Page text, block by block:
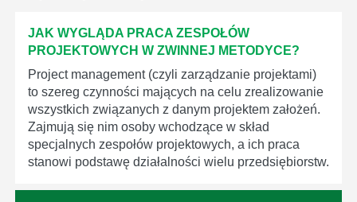
JAK WYGLĄDA PRACA ZESPOŁÓW
PROJEKTOWYCH W ZWINNEJ METODYCE?
Project management (czyli zarządzanie projektami)
to szereg czynności mających na celu zrealizowanie
wszystkich związanych z danym projektem założeń.
Zajmują się nim osoby wchodzące w skład
specjalnych zespołów projektowych, a ich praca
stanowi podstawę działalności wielu przedsiębiorstw.